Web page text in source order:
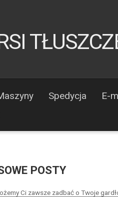
Spedycja
E-
POSTY
Ci zawsze zadbać o Twoje